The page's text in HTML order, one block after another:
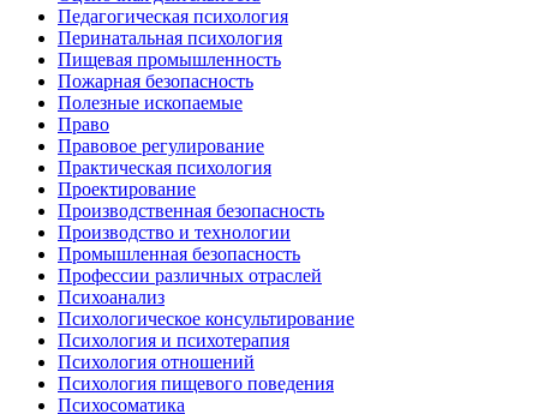
Педагогическая психология
Перинатальная психология
Пищевая промышленность
Пожарная безопасность
Полезные ископаемые
Право
Правовое регулирование
Практическая психология
Проектирование
Производственная безопасность
Производство и технологии
Промышленная безопасность
Профессии различных отраслей
Психоанализ
Психологическое консультирование
Психология и психотерапия
Психология отношений
Психология пищевого поведения
Психосоматика